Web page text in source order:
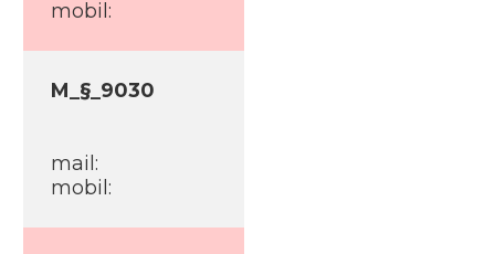
mobil:
M_§_9030
mail:
mobil: